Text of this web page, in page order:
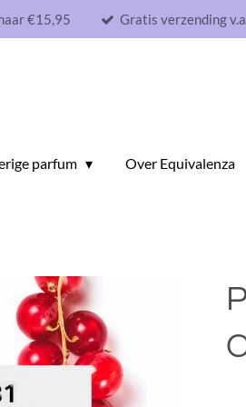
€15,95 Gratis verzending
parfum Over Equivalenza